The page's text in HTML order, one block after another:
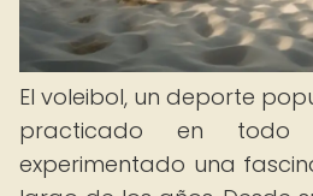
El voleibol, un deporte
practicado en
experimentado una